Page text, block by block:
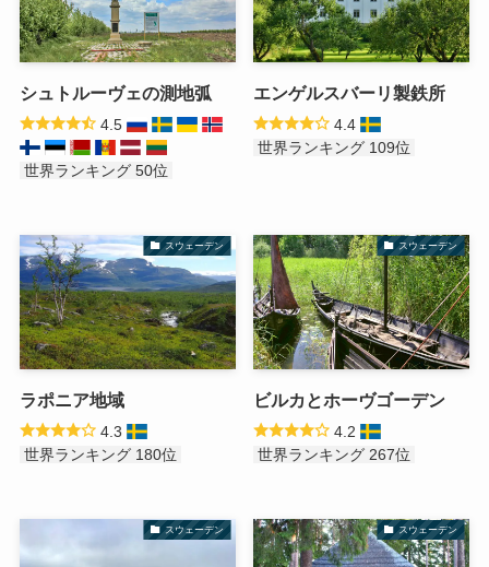
シュトルーヴェの測地弧
4.5
世界ランキング 50位
エンゲルスバーリ製鉄所
4.4
世界ランキング 109位
スウェーデン
ラポニア地域
4.3
世界ランキング 180位
スウェーデン
ビルカとホーヴゴーデン
4.2
世界ランキング 267位
スウェーデン スウェーデン